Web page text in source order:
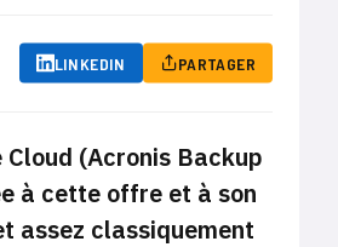
LINKEDIN PARTAGER
(Acronis Backup
à cette offre et à son
assez classiquement